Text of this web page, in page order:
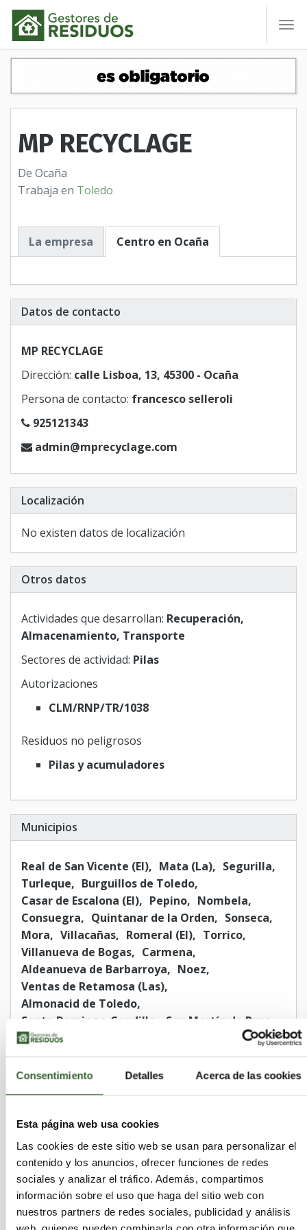
Consentimiento Detalles Acerca de las cookies
Esta página web usa cookies
Las cookies de este sitio web se usan para personalizar el
contenido y los anuncios, ofrecer funciones de redes
sociales y analizar el tráfico. Además, compartimos
información sobre el uso que haga del sitio web con
nuestros partners de redes sociales, publicidad y análisis
MP RECYCLAGE
De Ocaña
Trabaja en Toledo
La empresa Centro en Ocaña
Datos de contacto
MP RECYCLAGE
Dirección: calle Lisboa, 13, 45300 - Ocaña
Persona de contacto: francesco selleroli
925121343
admin@mprecyclage.com
Localización
No existen datos de localización
Otros datos
Actividades que desarrollan: Recuperación,
Almacenamiento, Transporte
Sectores de actividad: Pilas
Autorizaciones
CLM/RNP/TR/1038
Residuos no peligrosos
Pilas y acumuladores
Municipios
Real de San Vicente (El) Mata (La)
Segurilla
Turleque
Burguillos de Toledo
Casar de Escalona (El)
Pepino
Nombela
Consuegra
Quintanar de la Orden
Sonseca
Mora
Villacañas Romeral (El)
Torrico
Villanueva de Bogas
Carmena
Aldeanueva de Barbarroya
Noez
Ventas de Retamosa (Las)
Almonacid de Toledo
Santo Domingo-Caudilla
San Martín de Pusa
Valdeverdeja
Herencias (Las)
San Martín de Montalbán
Villamuelas
Navamorcuende
Nava de Ricomalillo (La)
Puebla de Montalbán (La)
Toledo
Villaminaya
Espinoso del Rey
Alcabón
Mohedas de la Jara
Yunclillos
Albarreal de Tajo
Bargas
Yébenes (Los)
Ocaña
Calzada de Oropesa
Aldeanueva de San Bartolomé
Arcicóllar